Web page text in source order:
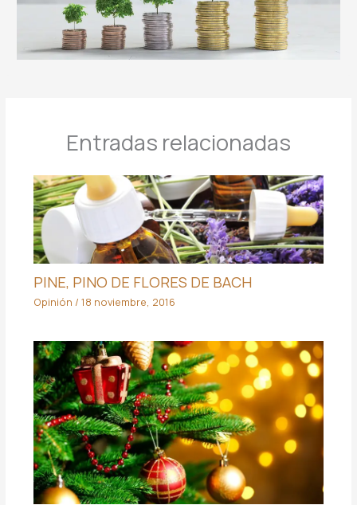
Entradas relacionadas
PINE, PINO DE FLORES DE BACH
Opinión / 18 noviembre, 2016